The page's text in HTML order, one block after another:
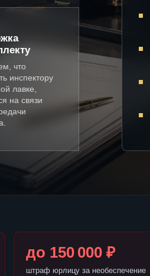
что
инспектору
лавке,
на связи
до 150 000 ₽
штраф юрлицу за необеспечение